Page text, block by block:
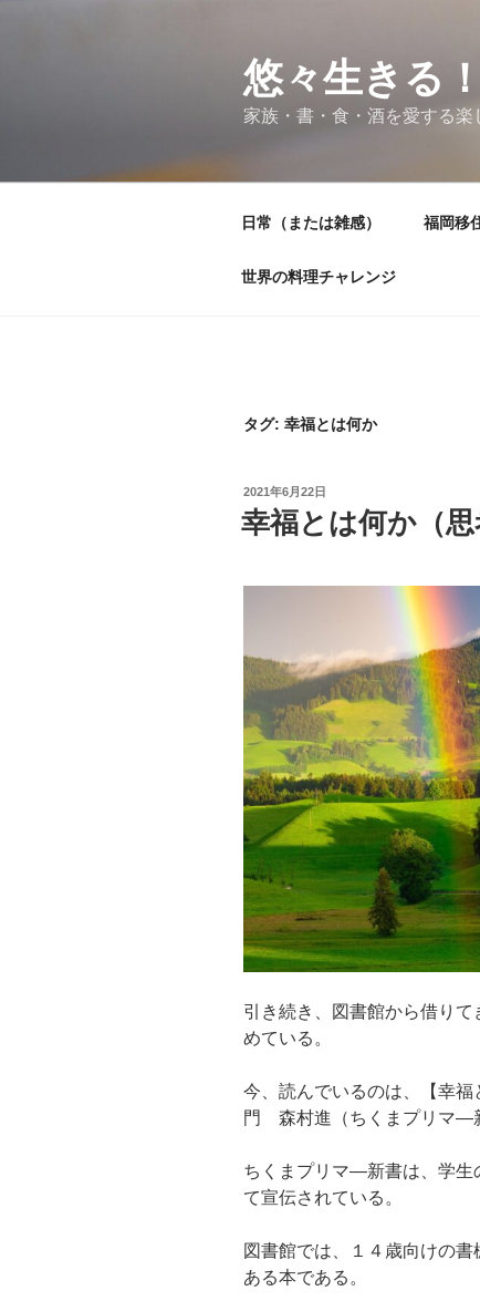
悠々生きる！
家族・書・食・酒を愛する楽
日常（または雑感） 福岡移
世界の料理チャレンジ
タグ: 幸福とは何か
投
稿
日:
2021年6月22日
幸福とは何か（思
引き続き、図書館から借り
めている。
今、読んでいるのは、【幸
門 森村進（ちくまプリマ―
ちくまプリマ―新書は、学生
て宣伝されている。
図書館では、１４歳向けの
ある本である。